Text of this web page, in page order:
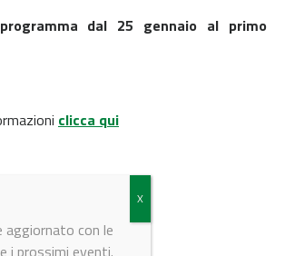
dal 25 gennaio al primo
clicca qui
aggiornato con le
i prossimi eventi.